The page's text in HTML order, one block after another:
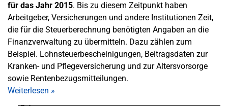
für das Jahr 2015. Bis zu diesem Zeitpunkt haben
Arbeitgeber, Versicherungen und andere Institutionen Zeit,
die für die Steuerberechnung benötigten Angaben an die
Finanzverwaltung zu übermitteln. Dazu zählen zum
Beispiel. Lohnsteuerbescheinigungen, Beitragsdaten zur
Kranken- und Pflegeversicherung und zur Altersvorsorge
sowie Rentenbezugsmitteilungen.
Weiterlesen »